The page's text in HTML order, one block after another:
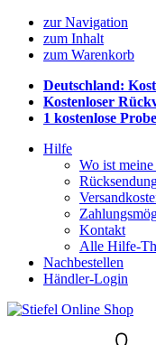
zur Navigation
zum Inhalt
zum Warenkorb
Deutschland:
Kostenloser
1 kostenlose Probe
Hilfe
Wo ist
Kontakt
Alle Hilfe-
Nachbestellen
Händler-Login